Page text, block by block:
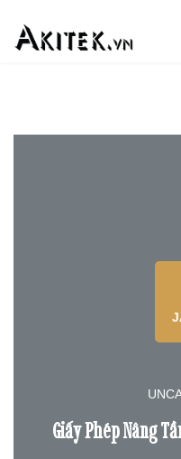
Giấy Phép Nâng